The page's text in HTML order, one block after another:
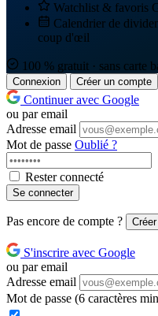
Watchlist & favoris
Calendrier de
coup d'œil
100 % gratuit · sans carte
Connexion Créer un compte
Continuer avec Google
ou par email
Adresse email
Mot de passe Oublié ?
Rester connecté
Se connecter
Pas encore de compte ?
S'inscrire avec Google
ou par email
Adresse email
Mot de passe (6 caractères